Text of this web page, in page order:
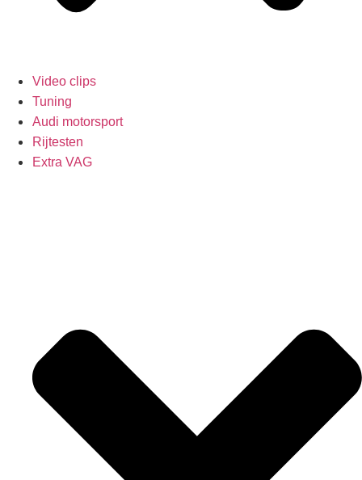
Video clips
Tuning
Audi motorsport
Rijtesten
Extra VAG